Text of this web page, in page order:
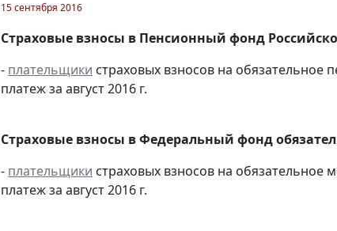
15 сентября 2016
Страховые взносы в Пенсионный фонд
- плательщики страховых взносов на обязательное
платеж за август 2016 г.
Страховые взносы в Федеральный фонд
- плательщики страховых взносов на обязательное
платеж за август 2016 г.